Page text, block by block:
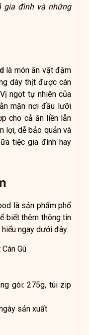
gia đình và những
là món ăn vặt đậm
dày thịt được cán
ngọt tự nhiên của
mặn nơi đầu lưỡi
cho cả ăn liền lẫn
lợi, dễ bảo quản và
tiệc gia đình hay
là sản phẩm phổ
biết thêm thông tin
ngay dưới đây:
Gù
gói: 275g, túi zip
sản xuất